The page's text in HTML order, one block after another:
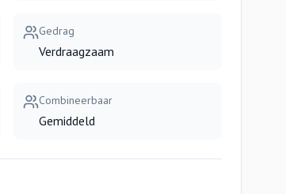
Gedrag
Verdraagzaam
Combineerbaar
Gemiddeld